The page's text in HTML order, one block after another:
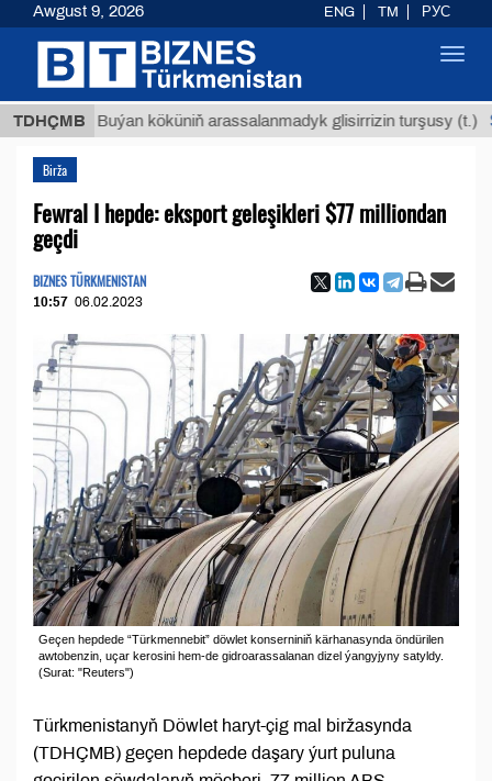
TDHÇMB
Buýan köküniň arassalanmadyk glisirrizin turşusy (t.)
Birža
Fewral I hepde: eksport geleşikleri $77 milliondan
geçdi
BIZNES TÜRKMENISTAN
10:57 06.02.2023
Geçen hepdede “Türkmennebit” döwlet konserniniň kärhanasynda öndürilen
awtobenzin, uçar kerosini hem-de gidroarassalanan dizel ýangyjyny satyldy.
(Surat: "Reuters")
Türkmenistanyň Döwlet haryt-çig mal biržasynda
(TDHÇMB) geçen hepdede daşary ýurt puluna
Awgust 9, 2026 ENG TM РУС